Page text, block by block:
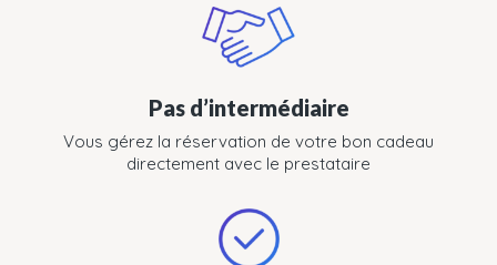
Pas d’intermédiaire
Vous gérez la réservation de votre bon cadeau
directement avec le prestataire